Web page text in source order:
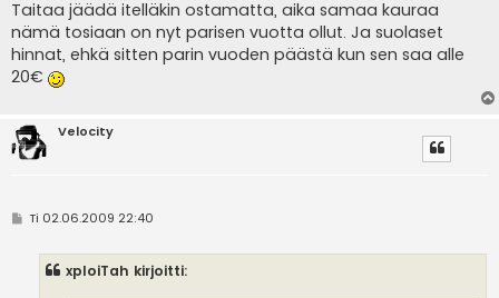
Taitaa jäädä itelläkin ostamatta, aika samaa kauraa
nämä tosiaan on nyt parisen vuotta ollut. Ja suolaset
hinnat, ehkä sitten parin vuoden päästä kun sen saa alle
20€
Velocity
VTi 02.06.2009 22:40
xploiTah kirjoitti: